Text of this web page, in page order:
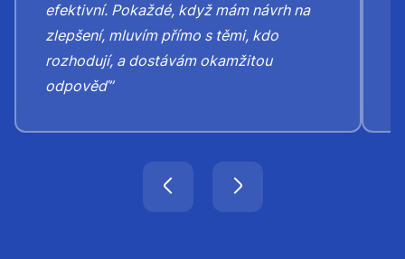
efektivní. Pokaždé, když mám návrh na
zlepšení, mluvím přímo s těmi, kdo
rozhodují, a dostávám okamžitou
odpověď”